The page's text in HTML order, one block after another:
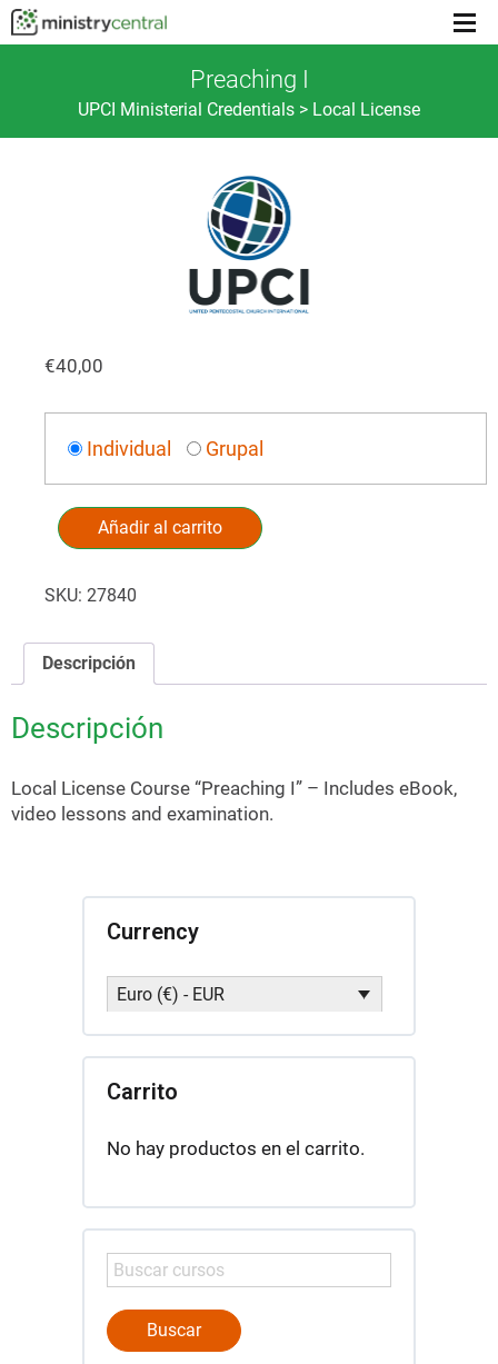
Menu
Preaching I
UPCI Ministerial Credentials > Local License
€40,00
Individual Grupal
Añadir al carrito
SKU: 27840
Descripción
Descripción
Local License Course “Preaching I” – Includes eBook,
video lessons and examination.
Currency
Euro (€) - EUR
Carrito
No hay productos en el carrito.